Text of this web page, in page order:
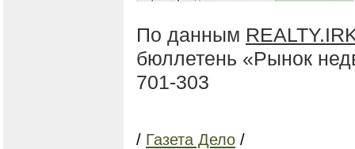
По данным
бюллетень «Рынок
701-303
/ Газета Дело /